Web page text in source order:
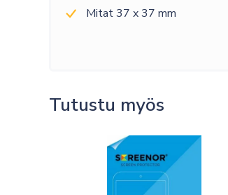
Mitat 37 x 37 mm
Tutustu myös